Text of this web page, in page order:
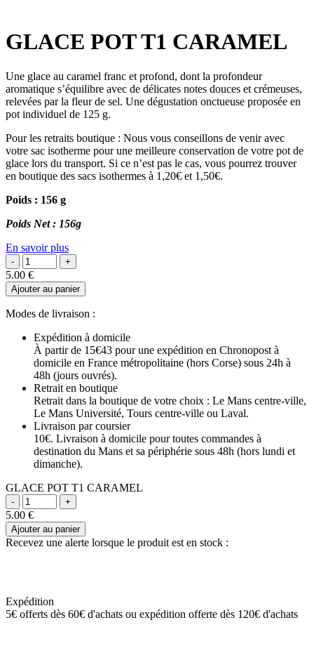
GLACE POT T1 CARAMEL
Une glace au caramel franc et profond, dont la profondeur
aromatique s’équilibre avec de délicates notes douces et crémeuses,
relevées par la fleur de sel. Une dégustation onctueuse proposée en
pot individuel de 125 g.
Pour les retraits boutique : Nous vous conseillons de venir avec
votre sac isotherme pour une meilleure conservation de votre pot de
glace lors du transport. Si ce n’est pas le cas, vous pourrez trouver
en boutique des sacs isothermes à 1,20€ et 1,50€.
Poids : 156 g
Poids Net : 156g
En savoir plus
5.00 €
Ajouter au panier
Modes de livraison :
Expédition à domicile
À partir de 15€43 pour une expédition en Chronopost à
domicile en France métropolitaine (hors Corse) sous 24h à
48h (jours ouvrés).
Retrait en boutique
Retrait dans la boutique de votre choix : Le Mans centre-ville,
Le Mans Université, Tours centre-ville ou Laval.
Livraison par coursier
10€. Livraison à domicile pour toutes commandes à
destination du Mans et sa périphérie sous 48h (hors lundi et
dimanche).
GLACE POT T1 CARAMEL
5.00 €
Ajouter au panier
Recevez une alerte lorsque le produit est en stock :
Expédition
5€ offerts dès 60€ d'achats ou expédition offerte dès 120€ d'achats